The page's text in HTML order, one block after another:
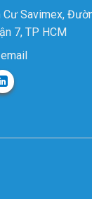
Savimex,
7, TP HCM